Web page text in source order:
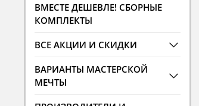
ВМЕСТЕ ДЕШЕВЛЕ! СБОРНЫЕ
КОМПЛЕКТЫ
ВСЕ АКЦИИ И СКИДКИ
ВАРИАНТЫ МАСТЕРСКОЙ
МЕЧТЫ